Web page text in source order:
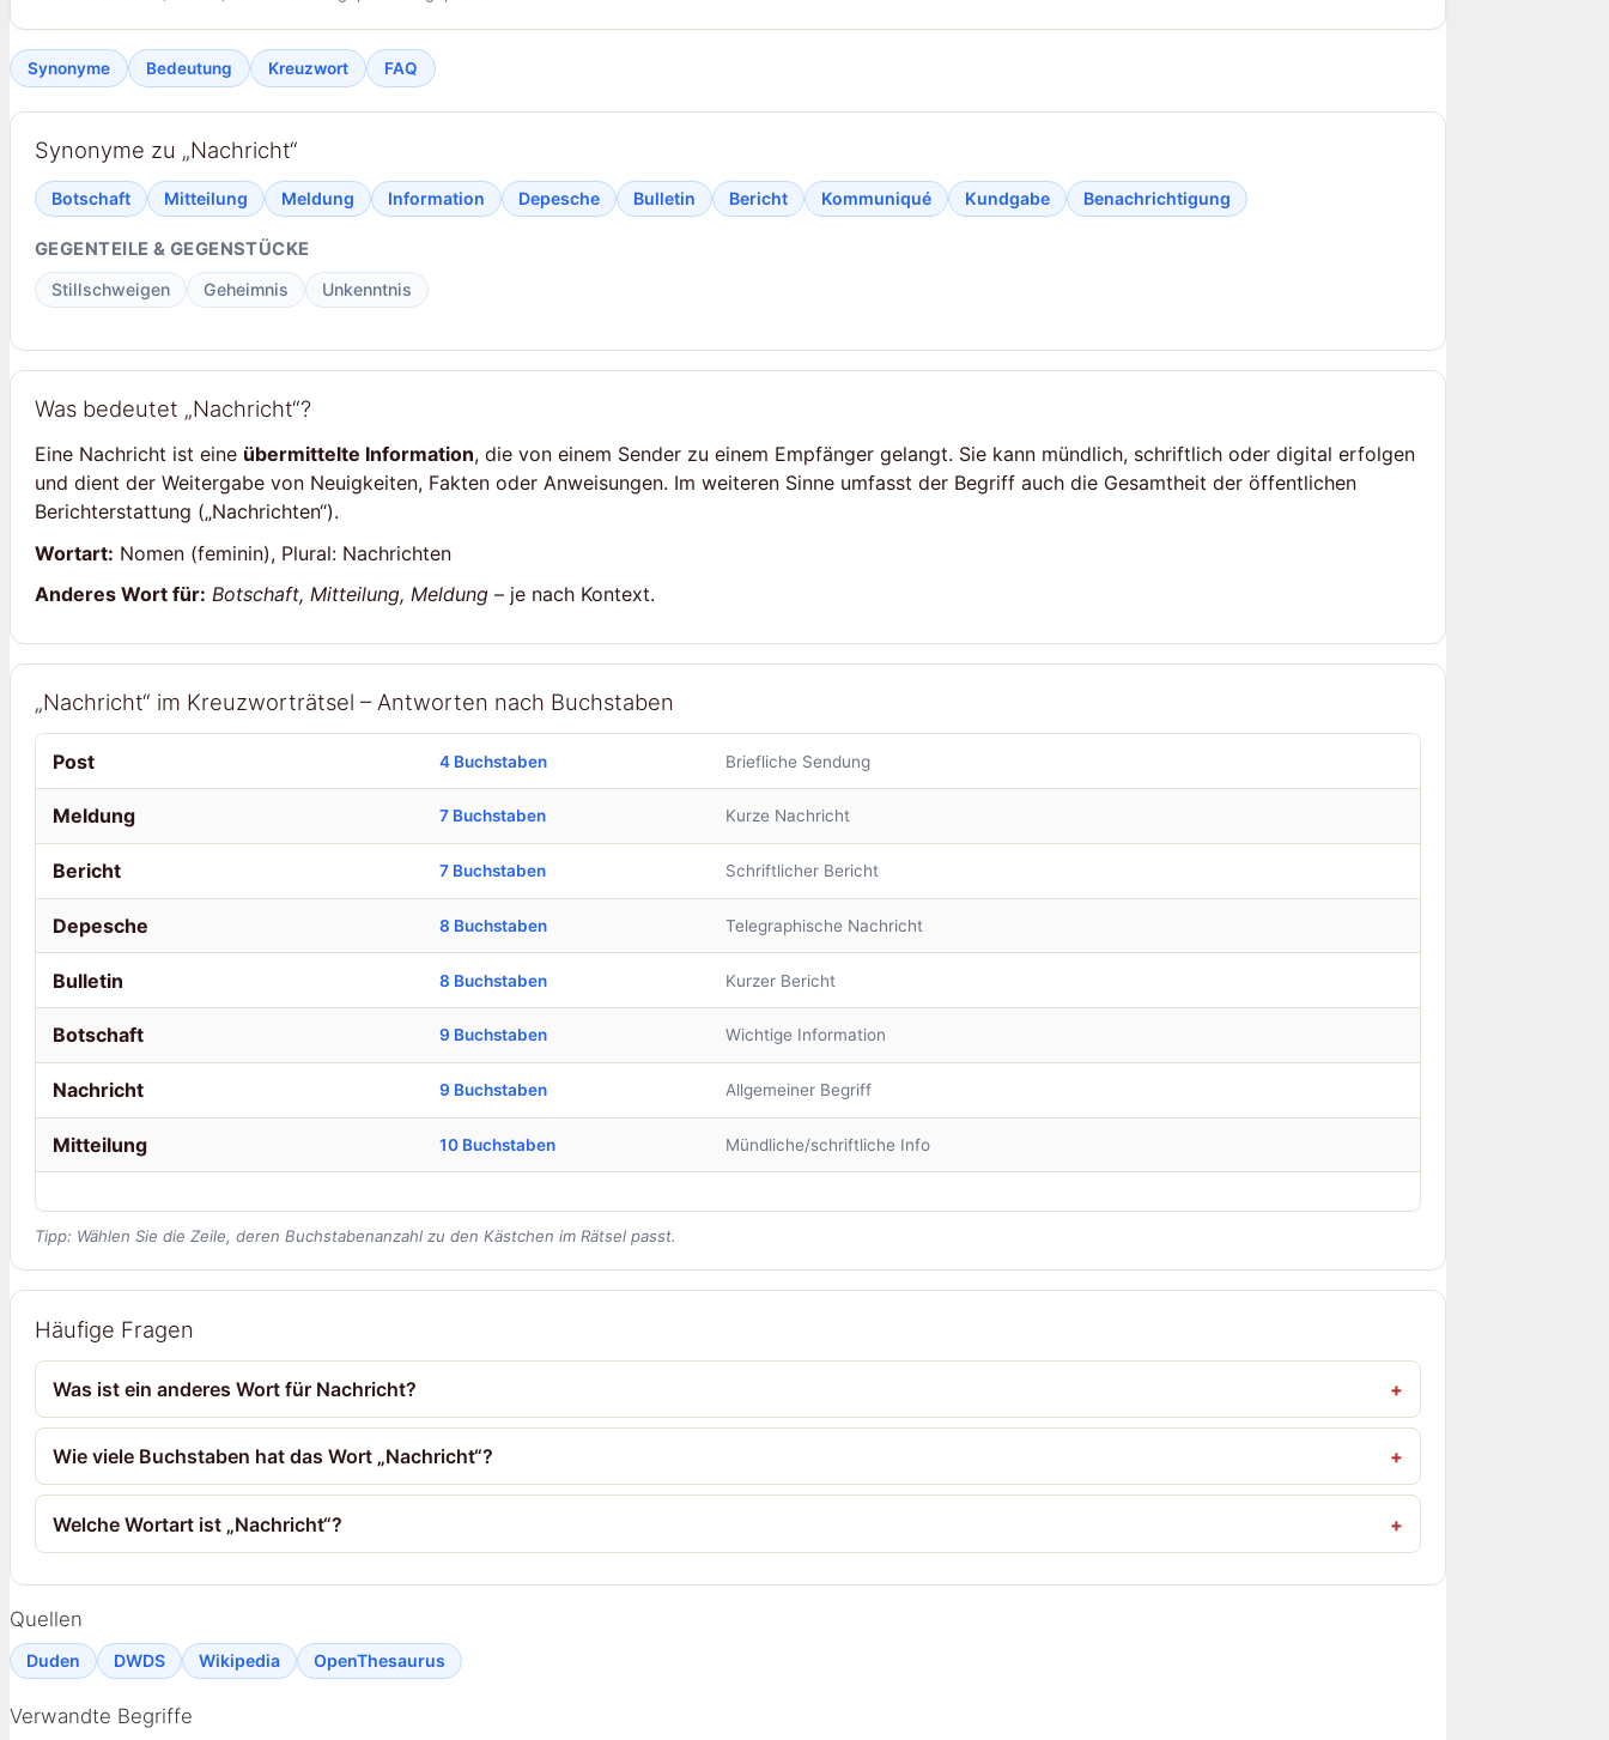
Synonyme Bedeutung Kreuzwort FAQ
Synonyme zu „Nachricht“
Botschaft Mitteilung Meldung Information Depesche Bulletin Bericht Kommuniqué Kundgabe Benachrichtigung
GEGENTEILE & GEGENSTÜCKE
Stillschweigen Geheimnis Unkenntnis
Was bedeutet „Nachricht“?
Eine Nachricht ist eine übermittelte Information, die von einem Sender zu einem Empfänger gelangt. Sie kann mündlich, schriftlich oder digital erfolgen
und dient der Weitergabe von Neuigkeiten, Fakten oder Anweisungen. Im weiteren Sinne umfasst der Begriff auch die Gesamtheit der öffentlichen
Berichterstattung („Nachrichten“).
Wortart: Nomen (feminin), Plural: Nachrichten
Anderes Wort für: Botschaft, Mitteilung, Meldung – je nach Kontext.
„Nachricht“ im Kreuzworträtsel – Antworten nach Buchstaben
Post 4 Buchstaben Briefliche Sendung
Meldung 7 Buchstaben Kurze Nachricht
Bericht 7 Buchstaben Schriftlicher Bericht
Depesche 8 Buchstaben Telegraphische Nachricht
Bulletin 8 Buchstaben Kurzer Bericht
Botschaft 9 Buchstaben Wichtige Information
Nachricht 9 Buchstaben Allgemeiner Begriff
Mitteilung 10 Buchstaben Mündliche/schriftliche Info
Tipp: Wählen Sie die Zeile, deren Buchstabenanzahl zu den Kästchen im Rätsel passt.
Häufige Fragen
Was ist ein anderes Wort für Nachricht?
Wie viele Buchstaben hat das Wort „Nachricht“?
Welche Wortart ist „Nachricht“?
Quellen
Duden DWDS Wikipedia OpenThesaurus
Verwandte Begriffe